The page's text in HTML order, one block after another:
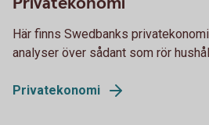
Här finns Swedbanks
analyser över sådant som rör
Privatekonomi